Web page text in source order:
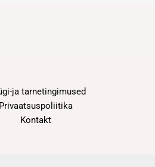
ja tarnetingimused
Privaatsuspoliitika
Kontakt